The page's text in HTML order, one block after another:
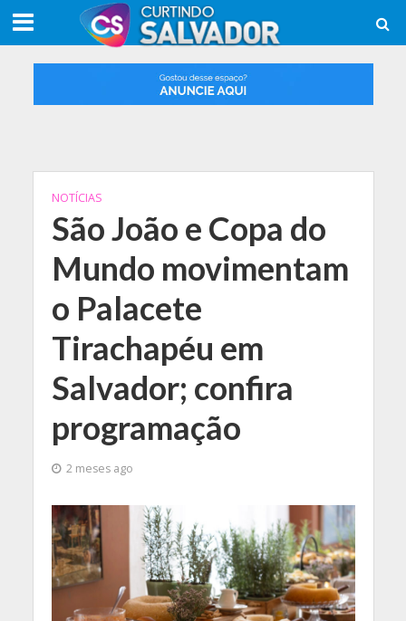
NOTÍCIAS
São João e Copa do
Mundo movimentam
o Palacete
Tirachapéu em
Salvador; confira
programação
2 meses ago